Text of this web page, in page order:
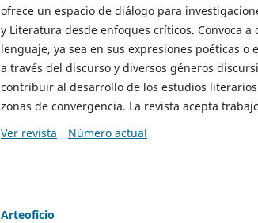
ofrece un espacio de diálogo para
y Literatura desde enfoques críticos. Convoca
lenguaje, ya sea en sus expresiones poéticas
a través del discurso y diversos géneros
contribuir al desarrollo de los estudios
zonas de convergencia. La revista acepta
Ver revista
Número actual
Arteoficio